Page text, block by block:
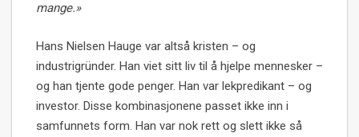
mange.»
Hans Nielsen Hauge var altså kristen – og
industrigründer. Han viet sitt liv til å hjelpe mennesker –
og han tjente gode penger. Han var lekpredikant – og
investor. Disse kombinasjonene passet ikke inn i
samfunnets form. Han var nok rett og slett ikke så